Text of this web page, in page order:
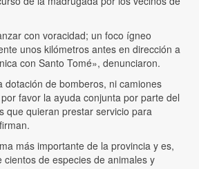
con voracidad; un foco ígneo
unos kilómetros antes en dirección a
con Santo Tomé», denunciaron.
dotación de bomberos, ni camiones
favor la ayuda conjunta por parte del
que quieran prestar servicio para
más importante de la provincia y es,
de especies de animales y